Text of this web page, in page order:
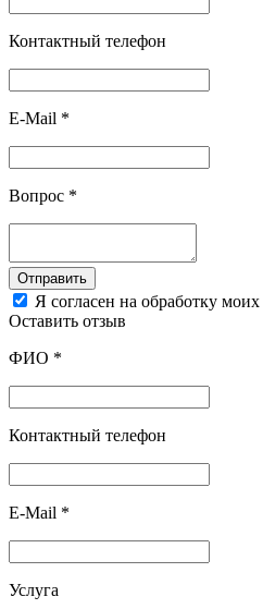
Контактный телефон
E-Mail *
Вопрос *
Отправить
Я согласен на обработку моих
Оставить отзыв
ФИО *
Контактный телефон
E-Mail *
Услуга